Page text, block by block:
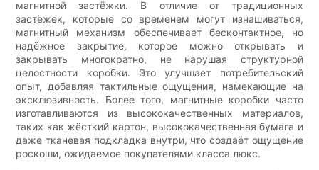
магнитной застёжки. В отличие от традиционных
застёжек, которые со временем могут изнашиваться,
магнитный механизм обеспечивает бесконтактное, но
надёжное закрытие, которое можно открывать и
закрывать многократно, не нарушая структурной
целостности коробки. Это улучшает потребительский
опыт, добавляя тактильные ощущения, намекающие на
эксклюзивность. Более того, магнитные коробки часто
изготавливаются из высококачественных материалов,
таких как жёсткий картон, высококачественная бумага и
даже тканевая подкладка внутри, что создаёт ощущение
роскоши, ожидаемое покупателями класса люкс.